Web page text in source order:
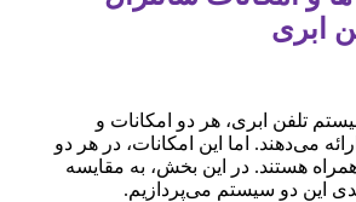
ابری
تلفن ابری، هر دو امکانات و
می‌دهند. اما این امکانات، در هر دو
هستند. در این بخش، به مقایسه
این دو سیستم می‌پردازیم.